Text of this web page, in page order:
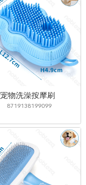
宠物洗澡按摩刷
8719138199099